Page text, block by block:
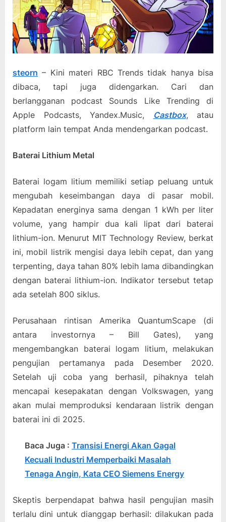
steorn – Kini materi RBC Trends tidak hanya bisa
dibaca, tapi juga didengarkan. Cari dan
berlangganan podcast Sounds Like Trending di
Apple Podcasts, Yandex.Music,
Castbox, atau
platform lain tempat Anda mendengarkan podcast.
Baterai Lithium Metal
Baterai logam litium memiliki setiap peluang untuk
mengubah keseimbangan daya di pasar mobil.
Kepadatan energinya sama dengan 1 kWh per liter
volume, yang hampir dua kali lipat dari baterai
lithium-ion. Menurut MIT Technology Review, berkat
ini, mobil listrik mengisi daya lebih cepat, dan yang
terpenting, daya tahan 80% lebih lama dibandingkan
dengan baterai lithium-ion. Indikator tersebut tetap
ada setelah 800 siklus.
Perusahaan rintisan Amerika QuantumScape (di
antara investornya – Bill Gates), yang
mengembangkan baterai logam litium, melakukan
pengujian pertamanya pada Desember 2020.
Setelah uji coba yang berhasil, pihaknya telah
mencapai kesepakatan dengan Volkswagen, yang
akan mulai memproduksi kendaraan listrik dengan
baterai ini di 2025.
Baca Juga : Transisi Energi Akan Gagal
Kecuali Industri Memperbaiki Masalah
Tenaga Angin, Kata CEO Siemens Energy
Skeptis berpendapat bahwa hasil pengujian masih
terlalu dini untuk dianggap berhasil: dilakukan pada